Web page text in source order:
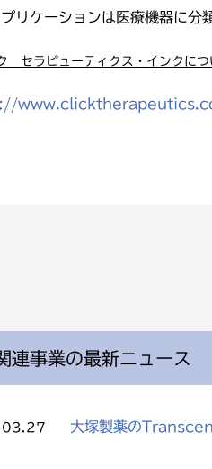
プリケーションは医療機器に
セラピューティクス・インクにつ
連事業の最新ニュース
大塚製薬の